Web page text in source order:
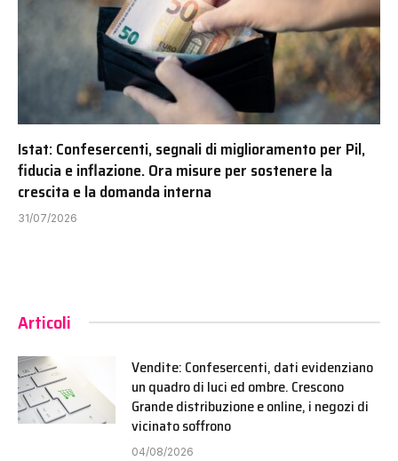
Istat: Confesercenti, segnali di miglioramento per Pil,
fiducia e inflazione. Ora misure per sostenere la
crescita e la domanda interna
31/07/2026
Articoli
Vendite: Confesercenti, dati evidenziano
un quadro di luci ed ombre. Crescono
Grande distribuzione e online, i negozi di
vicinato soffrono
04/08/2026